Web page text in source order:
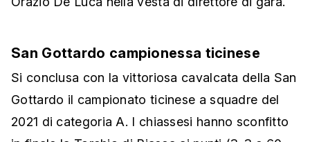
San Gottardo campionessa ticinese
Si conclusa con la vittoriosa cavalcata della San
Gottardo il campionato ticinese a squadre del
2021 di categoria A. I chiassesi hanno sconfitto